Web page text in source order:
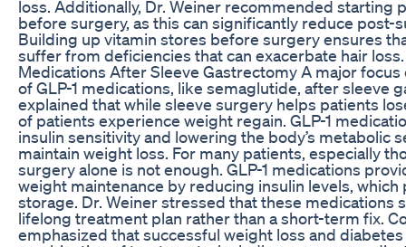
loss. Additionally, Dr. Weiner recommended starting
before surgery, as this can significantly reduce post-
Building up vitamin stores before surgery ensures
suffer from deficiencies that can exacerbate hair loss.
Medications After Sleeve Gastrectomy A major
of GLP-1 medications, like semaglutide, after sleeve
explained that while sleeve surgery helps patients
of patients experience weight regain. GLP-1
insulin sensitivity and lowering the body’s metabolic
maintain weight loss. For many patients, especially
surgery alone is not enough. GLP-1 medications
weight maintenance by reducing insulin levels, which
storage. Dr. Weiner stressed that these medications
lifelong treatment plan rather than a short-term fix.
emphasized that successful weight loss and